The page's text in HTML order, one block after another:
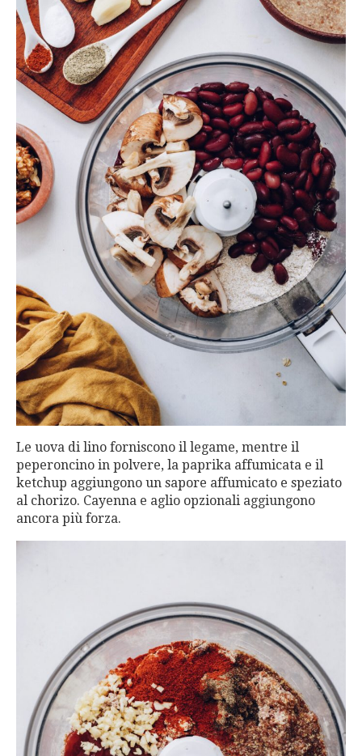
Le uova di lino forniscono il legame, mentre il
peperoncino in polvere, la paprika affumicata e il
ketchup aggiungono un sapore affumicato e speziato
al chorizo. Cayenna e aglio opzionali aggiungono
ancora più forza.